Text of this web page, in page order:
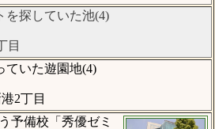
を探していた池(4)
目
ていた遊園地(4)
2丁目
予備校「秀優ゼミ